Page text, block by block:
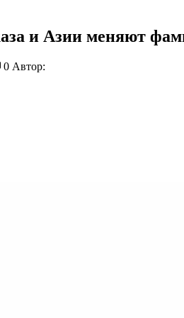
и Азии меняют
0 Автор: